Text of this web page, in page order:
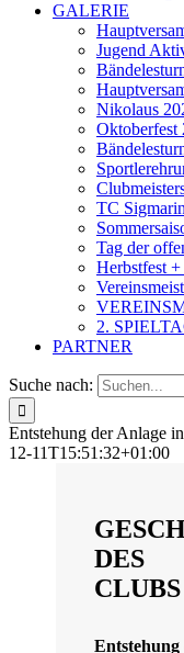
GALERIE
Jugend
Nikolaus
Oktoberfest
TC
Tag der
Herbstfest
2.
PARTNER
Suche nach:
Entstehung der Anlage
12-11T15:51:32+01:00
DES
CLUBS
Entstehung